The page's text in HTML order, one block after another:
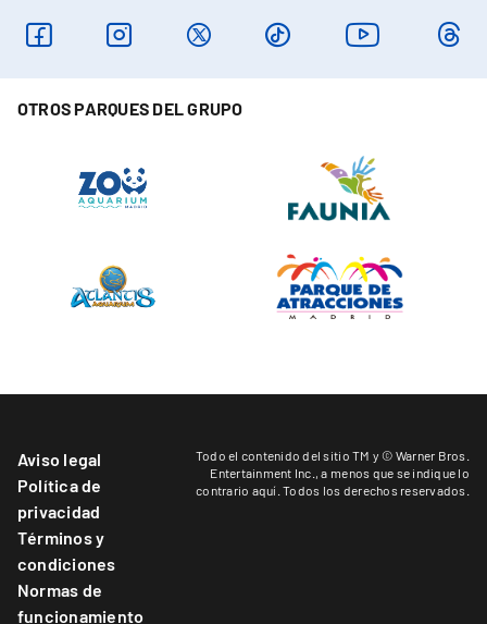
OTROS PARQUES DEL GRUPO
Aviso legal
Política de
privacidad
Términos y
condiciones
Normas de
funcionamiento
Todo el contenido del sitio TM y © Warner Bros.
Entertainment Inc.,a menos que se indique lo
contrario aquí . Todos los derechos reservados.